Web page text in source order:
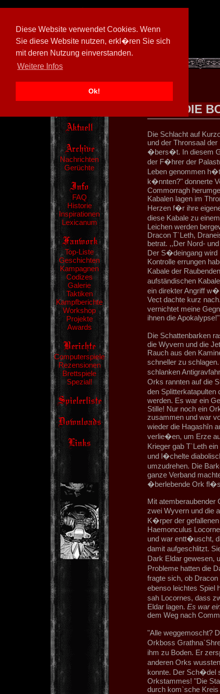
Diese Website verwendet Cookies. Wenn
Sie diese Website nutzen, erkl�ren Sie sich
mit deren Nutzung einverstanden.
Weitere Infos
Ok!
[ 594026/M3]
Nachrichten
Gerüchte
FAQ
Historie
Inspirationen
Lexicanum
Top-Liste
Geschichten
Kampagnen
Codizes
Galerie
Taktiken
Kampfberichte
Workshop
Projekte
Awards
Computerspiele
Rezensionen
Brettspiele
Spezial!
DIE
Die Schlacht auf
und der Thronsaal
�bers�t. In diesem
der F�hrer der
Leben genommen
k�nnten?" donnerte
Commorragh
Kabalen lagen im
Herzen f�r ihre
diese Kabale zu
Leichen werden
Dracon T`Leth,
betrat. ,,Der Nord-
Der S�deingang wird
Kontrolle errungen
Kabale der
aufständischen
ein direkter Angriff
Vect dachte kurz
vernichtet meine
ihnen die Apokalypse!"
Die Schattenbarken
die Wyvern und die
Rauch aus den
schneller zu
schlanken
Orks rannten auf die
den
werden. Es war ein
Stille! Nur noch ein
zusammen und war
wieder die Hagashîn
verlie�en, um Erze
Krieger gab T`Leth
und l�chelte
umzudrehen. Die
ganze Verband
�berlebende Ork
Mit atemberaubender
zwei Wyvern und die
K�rper der
Haemonculus
und war entt�uscht,
damit aufgeschlitzt.
Dark Eldar gewesen,
Probleme hatten die
fragte sich, ob
ebenso leichtes Spiel
sah Locornes, dass
Eldar lagen. Es war
dem Weg nach
"Alle weggemoscht?
Orkboss
ihm zu Boden. Er
anderen Orks
konnte. Der Sch�del
Orkstammes! "Die
durch kom`sche